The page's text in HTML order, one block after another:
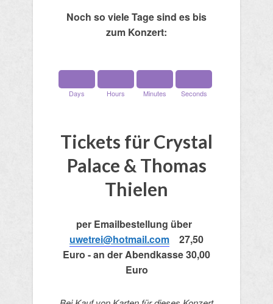
Noch so viele Tage sind es bis
zum Konzert:
Days Hours Minutes Seconds
Tickets für Crystal
Palace & Thomas
Thielen
per Emailbestellung über
uwetrei@hotmail.com
27,50
Euro - an der Abendkasse 30,00
Euro